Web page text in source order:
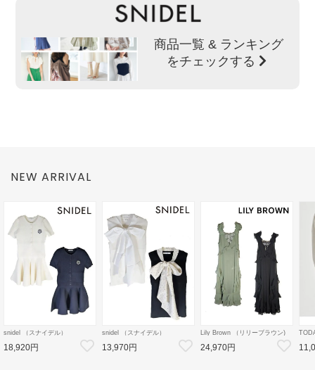
商品一覧 & ランキング
をチェックする
NEW ARRIVAL
snidel （スナイデル）
ケーブルニットミニセットアッ
プ 26秋冬【SWNO264154】フ
レアワンピース
18,920円
snidel （スナイデル）
ボウタイドッキングノースリPO
26秋冬【SWNT264167】タン
クトップ・ノースリーブトップ
13,970円
Lily Brown （リリーブラウン)
ラッフルフリルロングドレス 26
秋冬【LWFO264119】マキシワ
ンピース
24,970円
秋冬